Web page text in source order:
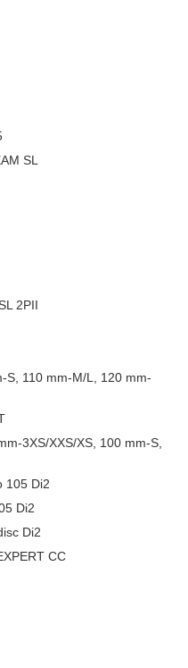
SL
2PII
S, 110 mm-M/L, 120 mm-
3XS/XXS/XS, 100 mm-S,
105 Di2
Di2
Di2
CC